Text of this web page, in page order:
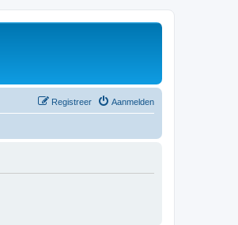
Aanmelden
Registreer